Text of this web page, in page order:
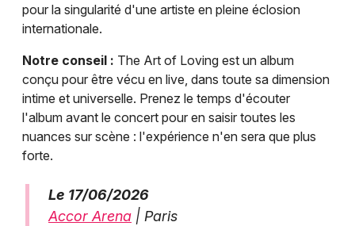
pour la singularité d'une artiste en pleine éclosion
internationale.
Notre conseil : The Art of Loving est un album
conçu pour être vécu en live, dans toute sa dimension
intime et universelle. Prenez le temps d'écouter
l'album avant le concert pour en saisir toutes les
nuances sur scène : l'expérience n'en sera que plus
forte.
Le 17/06/2026
Accor Arena | Paris